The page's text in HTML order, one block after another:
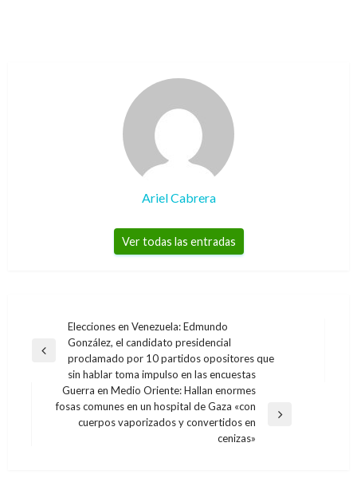
Ariel Cabrera
Ver todas las entradas
Navegación
de
entradas
Entrada
Elecciones en Venezuela: Edmundo
González, el candidato presidencial
proclamado por 10 partidos opositores que
sin hablar toma impulso en las encuestas
Entrada
Guerra en Medio Oriente: Hallan enormes
fosas comunes en un hospital de Gaza «con
cuerpos vaporizados y convertidos en
cenizas»